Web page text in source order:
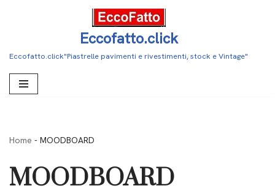
contenuto
Eccofatto.click
Eccofatto.click"Piastrelle pavimenti e rivestimenti, stock e Vintage"
Home - MOODBOARD
MOODBOARD